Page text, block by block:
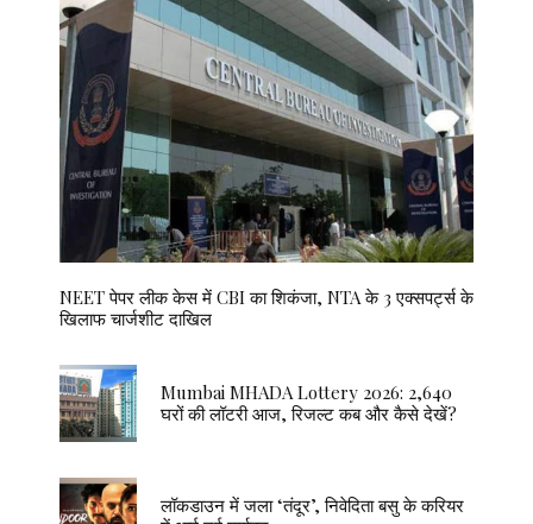
NEET पेपर लीक केस में CBI का शिकंजा, NTA के 3 एक्सपर्ट्स के
खिलाफ चार्जशीट दाखिल
Mumbai MHADA Lottery 2026: 2,640
घरों की लॉटरी आज, रिजल्ट कब और कैसे देखें?
लॉकडाउन में जला ‘तंदूर’, निवेदिता बसु के करियर